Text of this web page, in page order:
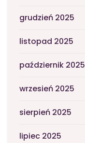
grudzień 2025
listopad 2025
październik 2025
wrzesień 2025
sierpień 2025
lipiec 2025